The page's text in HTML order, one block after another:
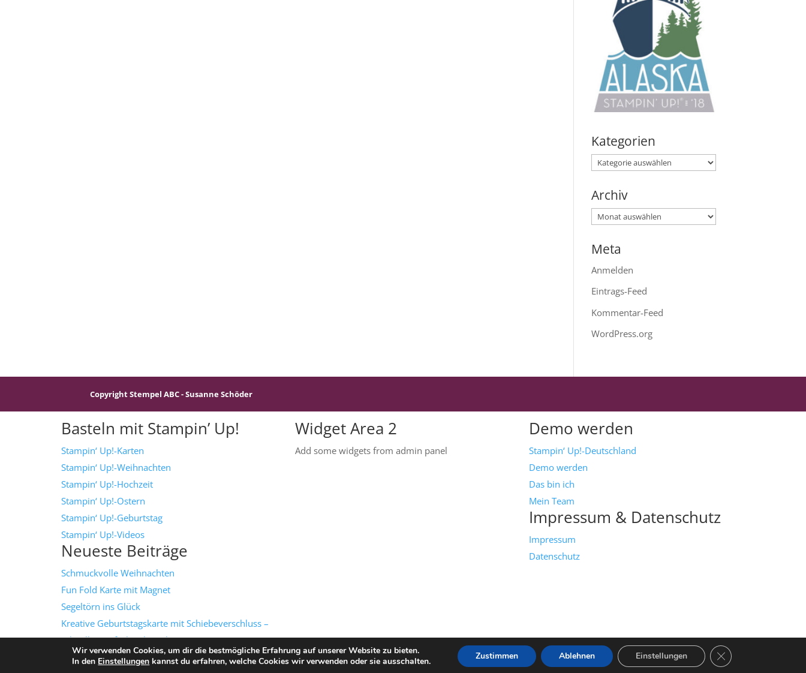
Kategorien
Kategorien
Archiv
Archiv
Meta
Anmelden
Eintrags-Feed
Kommentar-Feed
WordPress.org
Copyright Stempel ABC - Susanne Schöder
Wir verwenden Cookies, um dir die bestmögliche Erfahrung auf unserer Website zu bieten.
In den Einstellungen kannst du erfahren, welche Cookies wir verwenden oder sie ausschalten. Zustimmen Ablehnen Einstellungen GDPR Cookie-Banner
Basteln mit Stampin’ Up!
Stampin‘ Up!-Karten
Stampin‘ Up!-Weihnachten
Stampin‘ Up!-Hochzeit
Stampin‘ Up!-Ostern
Stampin‘ Up!-Geburtstag
Stampin‘ Up!-Videos
Neueste Beiträge
Schmuckvolle Weihnachten
Fun Fold Karte mit Magnet
Segeltörn ins Glück
Kreative Geburtstagskarte mit Schiebeverschluss –
schnell & einfach gebastelt!
Grüße mit Textur
Widget Area 2
Add some widgets from admin panel
Demo werden
Stampin‘ Up!-Deutschland
Demo werden
Das bin ich
Mein Team
Impressum & Datenschutz
Impressum
Datenschutz